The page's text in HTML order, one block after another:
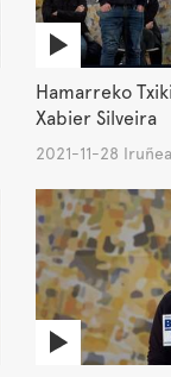
Hamarreko
Xabier Silveira
2021-11-28 Iruñea